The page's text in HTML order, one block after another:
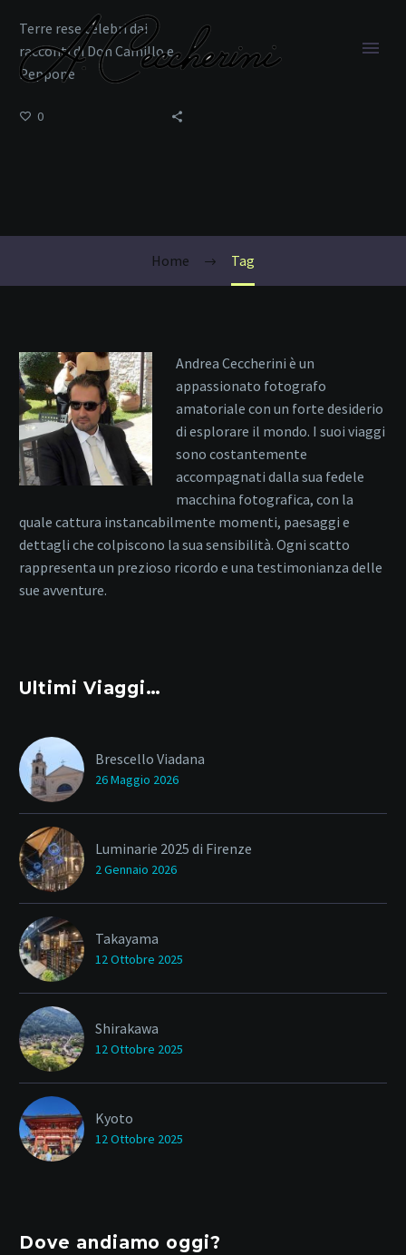
Home Tag
Terre rese celebri dai
racconti di Don Camillo e
Peppone
0
Andrea Ceccherini è un
appassionato fotografo
amatoriale con un forte desiderio
di esplorare il mondo. I suoi viaggi
sono costantemente
accompagnati dalla sua fedele
macchina fotografica, con la
quale cattura instancabilmente momenti, paesaggi e
dettagli che colpiscono la sua sensibilità. Ogni scatto
rappresenta un prezioso ricordo e una testimonianza delle
sue avventure.
Ultimi Viaggi…
Brescello Viadana
26 Maggio 2026
Luminarie 2025 di Firenze
2 Gennaio 2026
Takayama
12 Ottobre 2025
Shirakawa
12 Ottobre 2025
Kyoto
12 Ottobre 2025
Dove andiamo oggi?